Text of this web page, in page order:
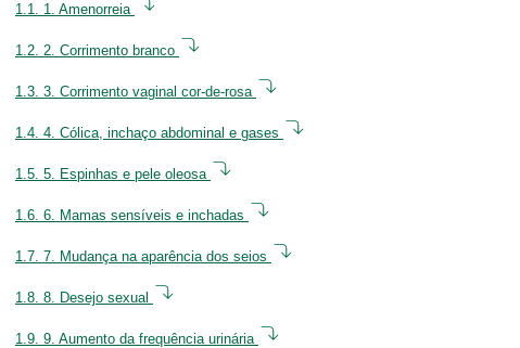
1.1. 1. Amenorreia
1.2. 2. Corrimento branco
1.3. 3. Corrimento vaginal cor-de-rosa
1.4. 4. Cólica, inchaço abdominal e gases
1.5. 5. Espinhas e pele oleosa
1.6. 6. Mamas sensíveis e inchadas
1.7. 7. Mudança na aparência dos seios
1.8. 8. Desejo sexual
1.9. 9. Aumento da frequência urinária